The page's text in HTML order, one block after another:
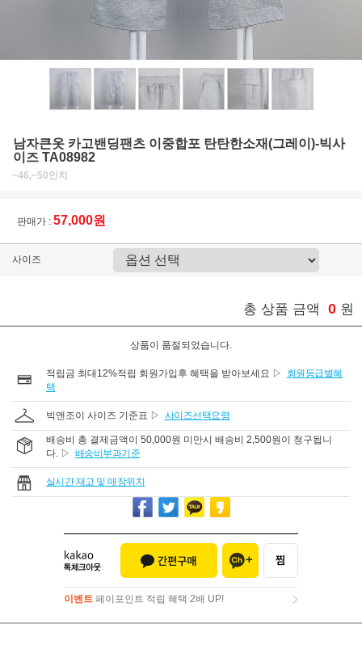
남자큰옷 카고밴딩팬츠 이중합포 탄탄한소재(그레이)-빅사
이즈 TA08982
~46,~50인치
판매가 : 57,000원
사이즈
총 상품 금액 0 원
상품이 품절되었습니다.
적립금 최대12%적립 회원가입후 혜택을 받아보세요 ▷
회원등급별혜
택
빅앤조이 사이즈 기준표 ▷ 사이즈선택요령
배송비 총 결제금액이 50,000원 미만시 배송비 2,500원이 청구됩니
다. ▷ 배송비부과기준
실시간 재고 및 매장위치